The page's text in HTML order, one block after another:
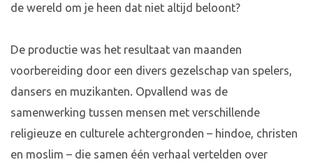
de wereld om je heen dat niet altijd beloont?
De productie was het resultaat van maanden
voorbereiding door een divers gezelschap van spelers,
dansers en muzikanten. Opvallend was de
samenwerking tussen mensen met verschillende
religieuze en culturele achtergronden – hindoe, christen
en moslim – die samen één verhaal vertelden over